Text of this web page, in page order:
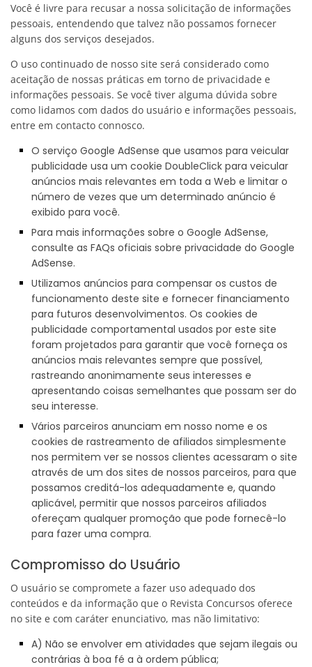
Você é livre para recusar a nossa solicitação de informações
pessoais, entendendo que talvez não possamos fornecer
alguns dos serviços desejados.
O uso continuado de nosso site será considerado como
aceitação de nossas práticas em torno de privacidade e
informações pessoais. Se você tiver alguma dúvida sobre
como lidamos com dados do usuário e informações pessoais,
entre em contacto connosco.
O serviço Google AdSense que usamos para veicular
publicidade usa um cookie DoubleClick para veicular
anúncios mais relevantes em toda a Web e limitar o
número de vezes que um determinado anúncio é
exibido para você.
Para mais informações sobre o Google AdSense,
consulte as FAQs oficiais sobre privacidade do Google
AdSense.
Utilizamos anúncios para compensar os custos de
funcionamento deste site e fornecer financiamento
para futuros desenvolvimentos. Os cookies de
publicidade comportamental usados ​​por este site
foram projetados para garantir que você forneça os
anúncios mais relevantes sempre que possível,
rastreando anonimamente seus interesses e
apresentando coisas semelhantes que possam ser do
seu interesse.
Vários parceiros anunciam em nosso nome e os
cookies de rastreamento de afiliados simplesmente
nos permitem ver se nossos clientes acessaram o site
através de um dos sites de nossos parceiros, para que
possamos creditá-los adequadamente e, quando
aplicável, permitir que nossos parceiros afiliados
ofereçam qualquer promoção que pode fornecê-lo
para fazer uma compra.
Compromisso do Usuário
O usuário se compromete a fazer uso adequado dos
conteúdos e da informação que o Revista Concursos oferece
no site e com caráter enunciativo, mas não limitativo:
A) Não se envolver em atividades que sejam ilegais ou
contrárias à boa fé a à ordem pública;